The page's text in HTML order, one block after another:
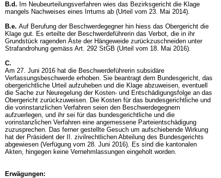
B.d. Im Neubeurteilungsverfahren wies das Bezirksgericht die Klage
mangels Nachweises eines Irrtums ab (Urteil vom 23. Mai 2014).
B.e. Auf Berufung der Beschwerdegegner hin hiess das Obergericht die
Klage gut. Es erteilte der Beschwerdeführerin das Verbot, die in ihr
Grundstück ragenden Äste der Hängeweide zurückzuschneiden unter
Strafandrohung gemäss Art. 292 StGB (Urteil vom 18. Mai 2016).
C.
Am 27. Juni 2016 hat die Beschwerdeführerin subsidäre
Verfassungsbeschwerde erhoben. Sie beantragt dem Bundesgericht, das
obergerichtliche Urteil aufzuheben und die Klage abzuweisen, eventuell
die Sache zur Neuregelung der Kosten- und Entschädigungsfolge an das
Obergericht zurückzuweisen. Die Kosten für das bundesgerichtliche und
die vorinstanzlichen Verfahren seien den Beschwerdegegnern
aufzuerlegen, und ihr sei für das bundesgerichtliche und die
vorinstanzlichen Verfahren eine angemessene Parteientschädigung
zuzusprechen. Das ferner gestellte Gesuch um aufschiebende Wirkung
hat der Präsident der II. zivilrechtlichen Abteilung des Bundesgerichts
abgewiesen (Verfügung vom 28. Juni 2016). Es sind die kantonalen
Akten, hingegen keine Vernehmlassungen eingeholt worden.
Erwägungen: